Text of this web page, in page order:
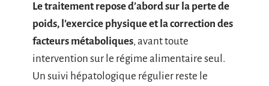
Le traitement repose d’abord sur la perte de
poids, l’exercice physique et la correction des
facteurs métaboliques, avant toute
intervention sur le régime alimentaire seul.
Un suivi hépatologique régulier reste le